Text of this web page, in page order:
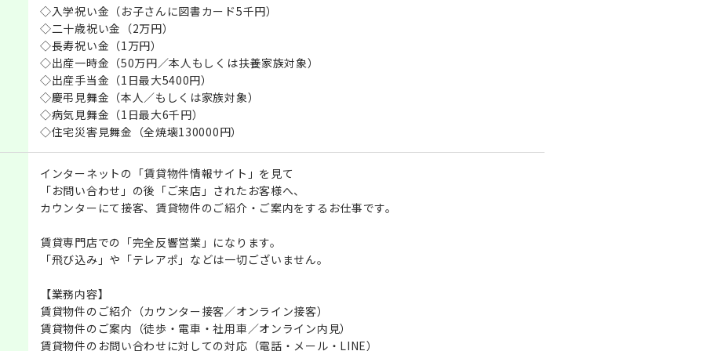
◇入学祝い金（お子さんに図書カード5千円）
◇二十歳祝い金（2万円）
◇長寿祝い金（1万円）
◇出産一時金（50万円／本人もしくは扶養家族対象）
◇出産手当金（1日最大5400円）
◇慶弔見舞金（本人／もしくは家族対象）
◇病気見舞金（1日最大6千円）
◇住宅災害見舞金（全焼壊130000円）
インターネットの「賃貸物件情報サイト」を見て
「お問い合わせ」の後「ご来店」されたお客様へ、
カウンターにて接客、賃貸物件のご紹介・ご案内をするお仕事です。
賃貸専門店での「完全反響営業」になります。
「飛び込み」や「テレアポ」などは一切ございません。
【業務内容】
賃貸物件のご紹介（カウンター接客／オンライン接客）
賃貸物件のご案内（徒歩・電車・社用車／オンライン内見）
賃貸物件のお問い合わせに対しての対応（電話・メール・LINE）